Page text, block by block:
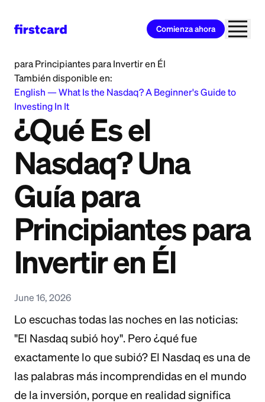
Comienza ahora
para Principiantes para Invertir en Él
También disponible en:
English —What Is the Nasdaq? A Beginner's Guide to
Investing In It
¿Qué Es el
Nasdaq? Una
Guía para
Principiantes para
Invertir en Él
June 16, 2026
Lo escuchas todas las noches en las noticias:
"El Nasdaq subió hoy". Pero ¿qué fue
exactamente lo que subió? El Nasdaq es una de
las palabras más incomprendidas en el mundo
de la inversión, porque en realidad significa